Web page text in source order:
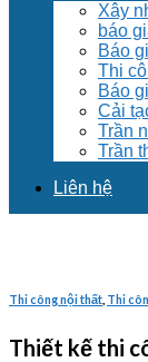
Xây
báo
Báo
Thi
Báo
Cải
Trần
Trần
Liên hệ
Thi công nội thất Thi
Thiết kế thi